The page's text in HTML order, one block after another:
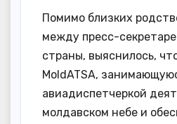
Помимо близких
между пресс-
страны, выяснилось,
MoldATSA,
авиадиспетчеркой
молдавском небе и